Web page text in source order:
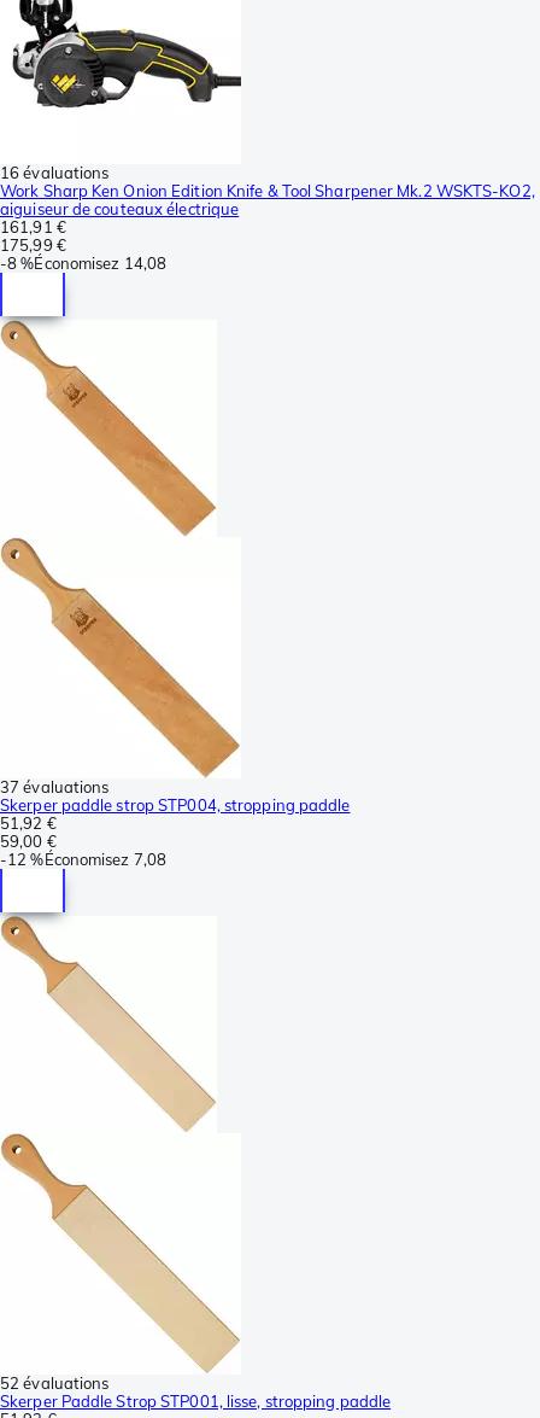
16 évaluations
Work Sharp Ken Onion Edition Knife & Tool Sharpener Mk.2 WSKTS-KO2,
aiguiseur de couteaux électrique
161,91 €
175,99 €
-8 %Économisez 14,08
37 évaluations
Skerper paddle strop STP004, stropping paddle
51,92 €
59,00 €
-12 %Économisez 7,08
52 évaluations
Skerper Paddle Strop STP001, lisse, stropping paddle